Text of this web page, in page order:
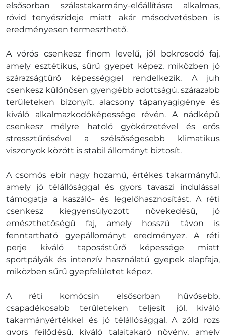
elsősorban szálastakarmány-előállításra alkalmas,
rövid tenyészideje miatt akár másodvetésben is
eredményesen termeszthető.
A vörös csenkesz finom levelű, jól bokrosodó faj,
amely esztétikus, sűrű gyepet képez, miközben jó
szárazságtűrő képességgel rendelkezik. A juh
csenkesz különösen gyengébb adottságú, szárazabb
területeken bizonyít, alacsony tápanyagigénye és
kiváló alkalmazkodóképessége révén. A nádképű
csenkesz mélyre hatoló gyökérzetével és erős
stressztűrésével a szélsőségesebb klimatikus
viszonyok között is stabil állományt biztosít.
A csomós ebír nagy hozamú, értékes takarmányfű,
amely jó télállósággal és gyors tavaszi indulással
támogatja a kaszáló- és legelőhasznosítást. A réti
csenkesz kiegyensúlyozott növekedésű, jó
emészthetőségű faj, amely hosszú távon is
fenntartható gyepállományt eredményez. A réti
perje kiváló taposástűrő képessége miatt
sportpályák és intenzív használatú gyepek alapfaja,
miközben sűrű gyepfelületet képez.
A réti komócsin elsősorban hűvösebb,
csapadékosabb területeken teljesít jól, kiváló
takarmányértékkel és jó télállósággal. A zöld rozs
gyors fejlődésű, kiváló talajtakaró növény, amely